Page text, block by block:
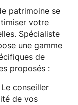
patrimoine se
votre
Spécialiste
une gamme
de
proposés :
Le conseiller
de vos